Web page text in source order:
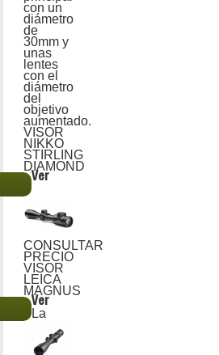
con un
diámetro
de
30mm y
unas
lentes
con el
diámetro
del
objetivo
aumentado.
VISOR
NIKKO
STIRLING
DIAMOND
Ver
CONSULTAR
PRECIO
VISOR
LEICA
MAGNUS
Ver
La